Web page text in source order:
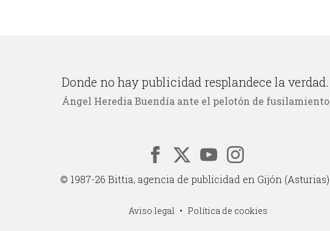
Donde no hay publicidad resplandece la verdad.
Ángel Heredia Buendía ante el pelotón de fusilamiento
© 1987-26 Bittia, agencia de publicidad en Gijón (Asturias).
Aviso legal Política de cookies